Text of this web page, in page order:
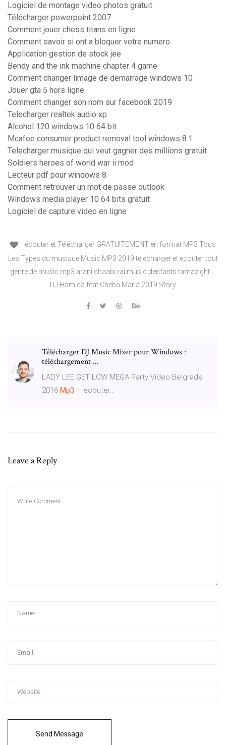
Logiciel de montage video photos gratuit
Télécharger powerpoint 2007
Comment jouer chess titans en ligne
Comment savoir si ont a bloquer votre numero
Application gestion de stock jee
Bendy and the ink machine chapter 4 game
Comment changer limage de demarrage windows 10
Jouer gta 5 hors ligne
Comment changer son nom sur facebook 2019
Telecharger realtek audio xp
Alcohol 120 windows 10 64 bit
Mcafee consumer product removal tool windows 8.1
Telecharger musique qui veut gagner des millions gratuit
Soldiers heroes of world war ii mod
Lecteur pdf pour windows 8
Comment retrouver un mot de passe outlook
Windows media player 10 64 bits gratuit
Logiciel de capture video en ligne
écouter et Télécharger GRATUITEMENT en format MP3 Tous
Les Types du musique Music MP3 2019 telecharger et ecouter tout
genre de music mp3 arani chaabi rai music denfants tamazight ...
DJ Hamida feat Cheba Maria 2019 Story
Télécharger DJ Music Mixer pour Windows :
téléchargement ...
LADY LEE GET LOW MEGA Party Video Belgrade
2016 Mp3 – ecouter…
Leave a Reply
Send Message